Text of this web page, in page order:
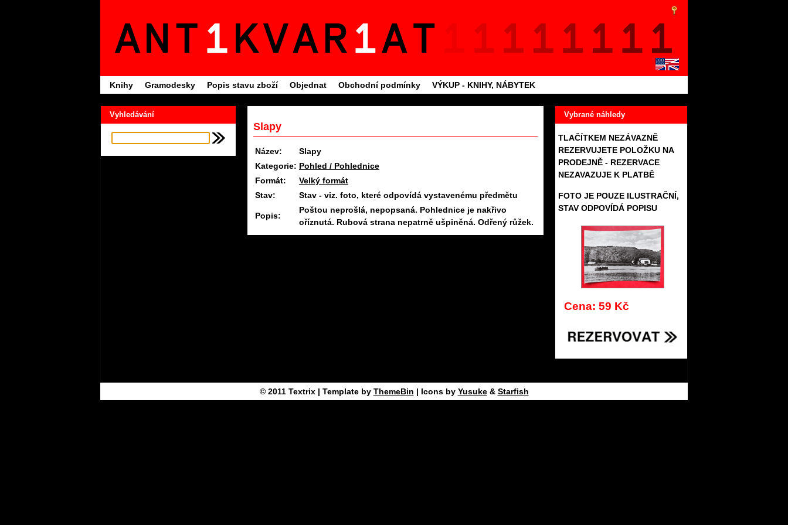
Knihy Gramodesky Popis stavu zboží Objednat Obchodní podmínky VÝKUP - KNIHY, NÁBYTEK
Vyhledávání Vybrané náhledy
TLAČÍTKEM NEZÁVAZNĚ
REZERVUJETE POLOŽKU NA
PRODEJNĚ - REZERVACE
NEZAVAZUJE K PLATBĚ
FOTO JE POUZE ILUSTRAČNÍ,
STAV ODPOVÍDÁ POPISU
Cena: 59 Kč
Slapy
Název:
Slapy
Kategorie: Pohled / Pohlednice
Formát:
Velký formát
Stav:
Stav - viz. foto, které odpovídá vystavenému předmětu
Popis:
Poštou neprošlá, nepopsaná. Pohlednice je nakřivo
oříznutá. Rubová strana nepatrně ušpiněná. Odřený růžek.
© 2011 Textrix| Template by ThemeBin | Icons by Yusuke& Starfish